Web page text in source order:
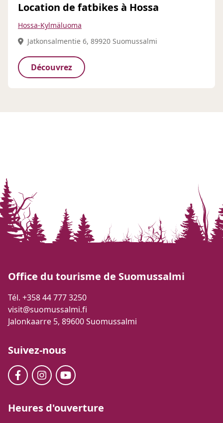
Location de fatbikes à Hossa
Hossa-Kylmäluoma
Jatkonsalmentie 6, 89920 Suomussalmi
Découvrez
Office du tourisme de Suomussalmi
Tél. +358 44 777 3250
visit@suomussalmi.fi
Jalonkaarre 5, 89600 Suomussalmi
Suivez-nous
Heures d'ouverture